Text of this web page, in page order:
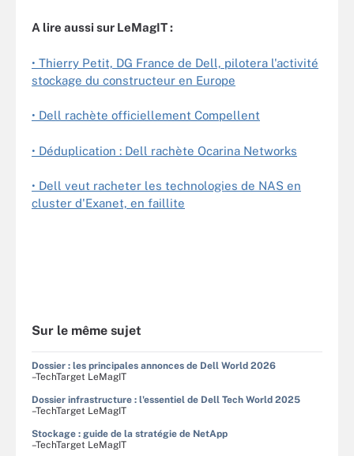
A lire aussi sur LeMagIT :
• Thierry Petit, DG France de Dell, pilotera l'activité
stockage du constructeur en Europe
• Dell rachète officiellement Compellent
• Déduplication : Dell rachète Ocarina Networks
• Dell veut racheter les technologies de NAS en
cluster d'Exanet, en faillite
Sur le même sujet
Dossier : les principales annonces de Dell World 2026
–TechTarget LeMagIT
Dossier infrastructure : l'essentiel de Dell Tech World 2025
–TechTarget LeMagIT
Stockage : guide de la stratégie de NetApp
–TechTarget LeMagIT